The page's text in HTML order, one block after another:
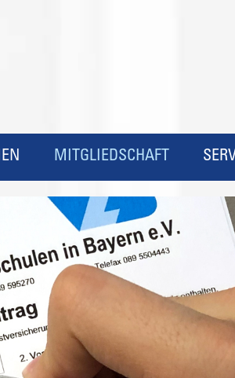
MITGLIEDSCHAFT